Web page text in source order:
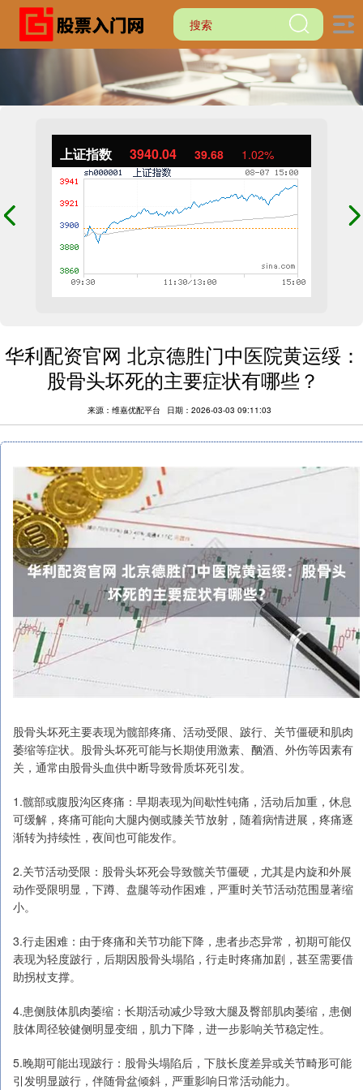
上证指数 3940.04 39.68 1.02%
华利配资官网 北京德胜门中医院黄运绥：
股骨头坏死的主要症状有哪些？
来源：维嘉优配平台 日期：2026-03-03 09:11:03
股骨头坏死主要表现为髋部疼痛、活动受限、跛行、关节僵硬和肌肉
萎缩等症状。股骨头坏死可能与长期使用激素、酗酒、外伤等因素有
关，通常由股骨头血供中断导致骨质坏死引发。
1.髋部或腹股沟区疼痛：早期表现为间歇性钝痛，活动后加重，休息
可缓解，疼痛可能向大腿内侧或膝关节放射，随着病情进展，疼痛逐
渐转为持续性，夜间也可能发作。
2.关节活动受限：股骨头坏死会导致髋关节僵硬，尤其是内旋和外展
动作受限明显，下蹲、盘腿等动作困难，严重时关节活动范围显著缩
小。
3.行走困难：由于疼痛和关节功能下降，患者步态异常，初期可能仅
表现为轻度跛行，后期因股骨头塌陷，行走时疼痛加剧，甚至需要借
助拐杖支撑。
4.患侧肢体肌肉萎缩：长期活动减少导致大腿及臀部肌肉萎缩，患侧
肢体周径较健侧明显变细，肌力下降，进一步影响关节稳定性。
5.晚期可能出现跛行：股骨头塌陷后，下肢长度差异或关节畸形可能
引发明显跛行，伴随骨盆倾斜，严重影响日常活动能力。